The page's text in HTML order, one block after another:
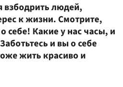
взбодрить людей,
к жизни. Смотрите,
себе! Какие у нас часы, и
и вы о себе
жить красиво и